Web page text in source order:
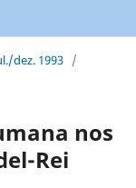
dez. 1993 /
nos
Rei